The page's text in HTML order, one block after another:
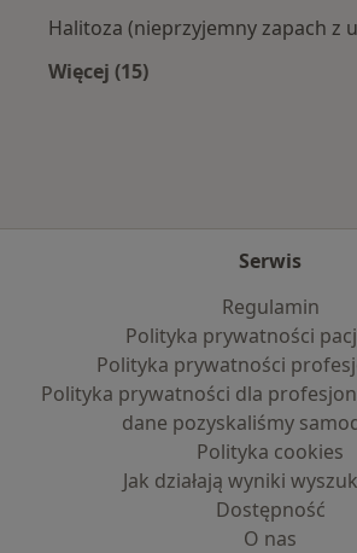
Halitoza (nieprzyjemny zapach z
Więcej (15)
Serwis
Regulamin
Polityka prywatności
Polityka prywatności
Polityka prywatności dla
dane pozyskaliśmy
Polityka cookies
Jak działają wyniki
Dostępność
O nas